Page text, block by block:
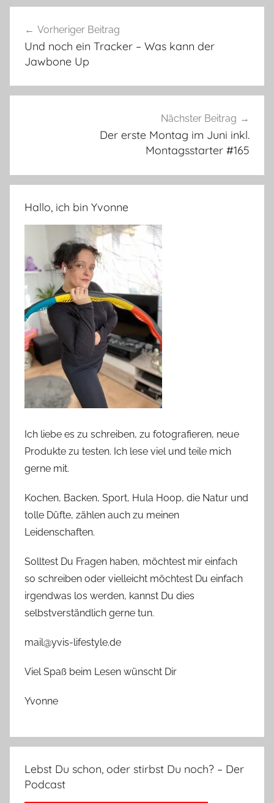
Vorheriger Beitrag
Und noch ein Tracker – Was kann der
Jawbone Up
Nächster Beitrag
Der erste Montag im Juni inkl.
Montagsstarter #165
Hallo, ich bin Yvonne
Ich liebe es zu schreiben, zu fotografieren, neue
Produkte zu testen. Ich lese viel und teile mich
gerne mit.
Kochen, Backen, Sport, Hula Hoop, die Natur und
tolle Düfte, zählen auch zu meinen
Leidenschaften.
Solltest Du Fragen haben, möchtest mir einfach
so schreiben oder vielleicht möchtest Du einfach
irgendwas los werden, kannst Du dies
selbstverständlich gerne tun.
mail@yvis-lifestyle.de
Viel Spaß beim Lesen wünscht Dir
Yvonne
Lebst Du schon, oder stirbst Du noch? – Der
Podcast